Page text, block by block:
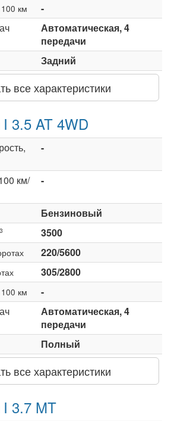
км
-
Автоматическая, 4
передачи
Задний
все характеристики
3.5 AT 4WD
-
км/
-
Бензиновый
3
3500
220/5600
305/2800
км
-
Автоматическая, 4
передачи
Полный
все характеристики
3.7 MT